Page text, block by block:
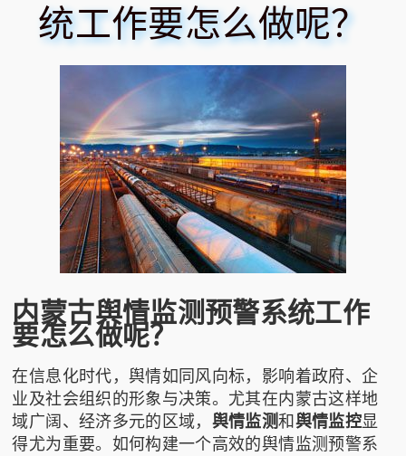
统工作要怎么做呢？
内蒙古舆情监测预警系统工作
要怎么做呢？
在信息化时代，舆情如同风向标，影响着政府、企
业及社会组织的形象与决策。尤其在内蒙古这样地
域广阔、经济多元的区域， 舆情监测和舆情监控显
得尤为重要。如何构建一个高效的舆情监测预警系